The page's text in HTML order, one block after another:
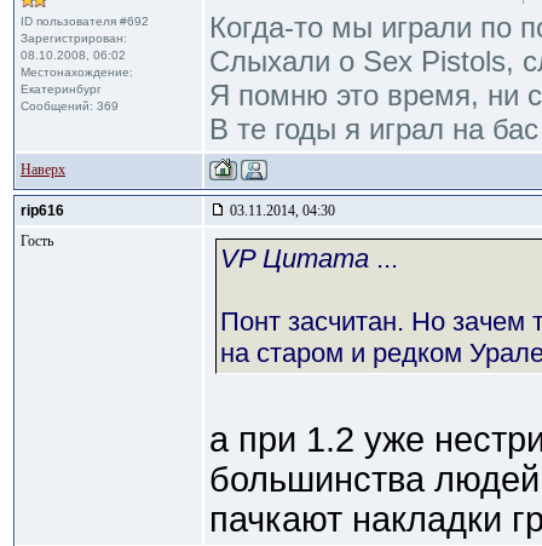
ID пользователя #692
Зарегистрирован:
08.10.2008, 06:02
Местонахождение:
Екатеринбург
Сообщений: 369
Когда-то мы играли по
Слыхали о Sex Pistols,
Я помню это время, ни
В те годы я играл на
Наверх
rip616
03.11.2014, 04:30
Гость
VP Цитата ...
Понт засчитан. Но зачем
на старом и редком
а при 1.2 уже
большинства
пачкают накладки